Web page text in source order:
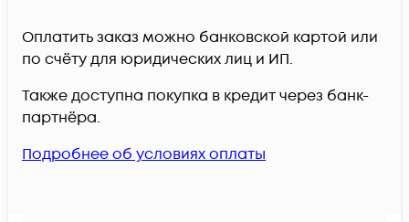
Оплатить заказ можно банковской картой или
по счёту для юридических лиц и ИП.
Также доступна покупка в кредит через банк-
партнёра.
Подробнее об условиях оплаты